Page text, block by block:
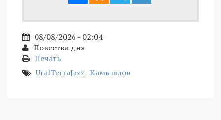
08/08/2026 - 02:04
Повестка дня
Печать
UralTerraJazz Камышлов